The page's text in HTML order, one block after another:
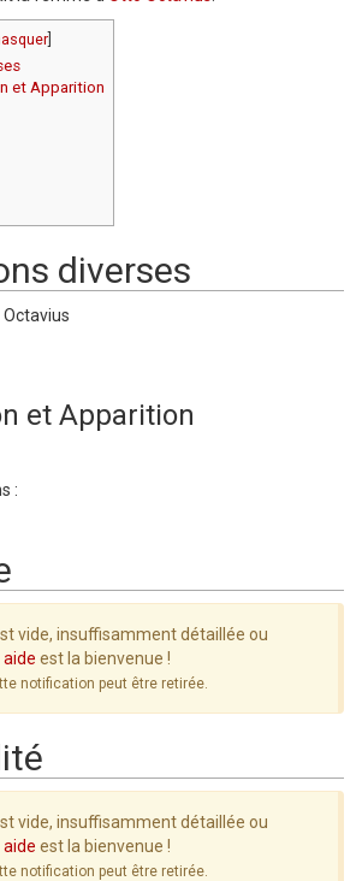
]
et Apparition
diverses
Octavius
et Apparition
:
vide, insuffisamment détaillée ou
aide est la bienvenue !
notification peut être retirée.
vide, insuffisamment détaillée ou
aide est la bienvenue !
notification peut être retirée.